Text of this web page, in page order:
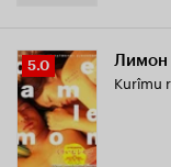
Рейтинг
Кинопоиска
5.0
5.0 Лимон
Kurîmu